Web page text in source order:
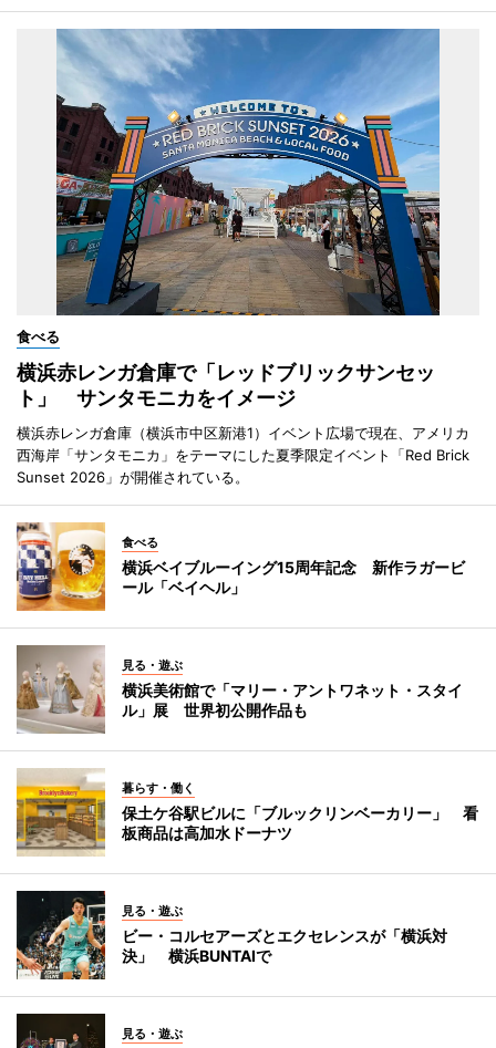
食べる
横浜赤レンガ倉庫で「レッドブリックサンセッ
ト」 サンタモニカをイメージ
横浜赤レンガ倉庫（横浜市中区新港1）イベント広場で現在、アメリカ
西海岸「サンタモニカ」をテーマにした夏季限定イベント「Red Brick
Sunset 2026」が開催されている。
食べる
横浜ベイブルーイング15周年記念 新作ラガービ
ール「ベイヘル」
見る・遊ぶ
横浜美術館で「マリー・アントワネット・スタイ
ル」展 世界初公開作品も
暮らす・働く
保土ケ谷駅ビルに「ブルックリンベーカリー」 看
板商品は高加水ドーナツ
見る・遊ぶ
ビー・コルセアーズとエクセレンスが「横浜対
決」 横浜BUNTAIで
見る・遊ぶ